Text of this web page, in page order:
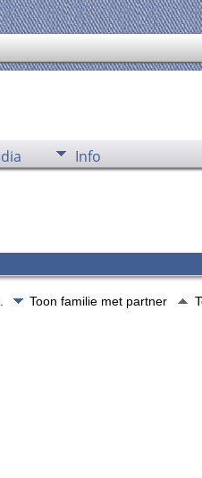
Info
Toon familie met partner